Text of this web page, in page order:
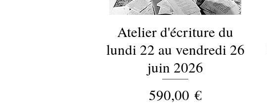
Aperçu rapide
Atelier d'écriture du
lundi 22 au vendredi 26
juin 2026
Prix
590,00 €